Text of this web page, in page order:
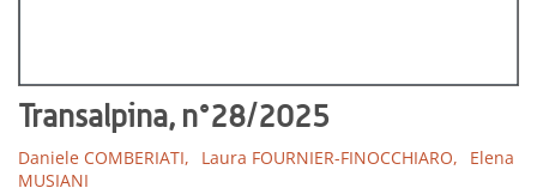
Transalpina, n°28/2025
Daniele COMBERIATI, Laura FOURNIER-FINOCCHIARO,
Elena
MUSIANI